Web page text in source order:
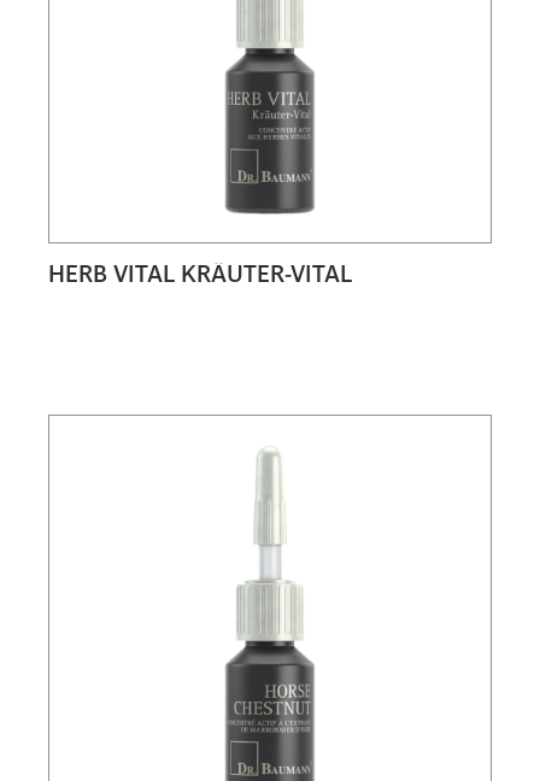
HERB VITAL KRÄUTER-VITAL